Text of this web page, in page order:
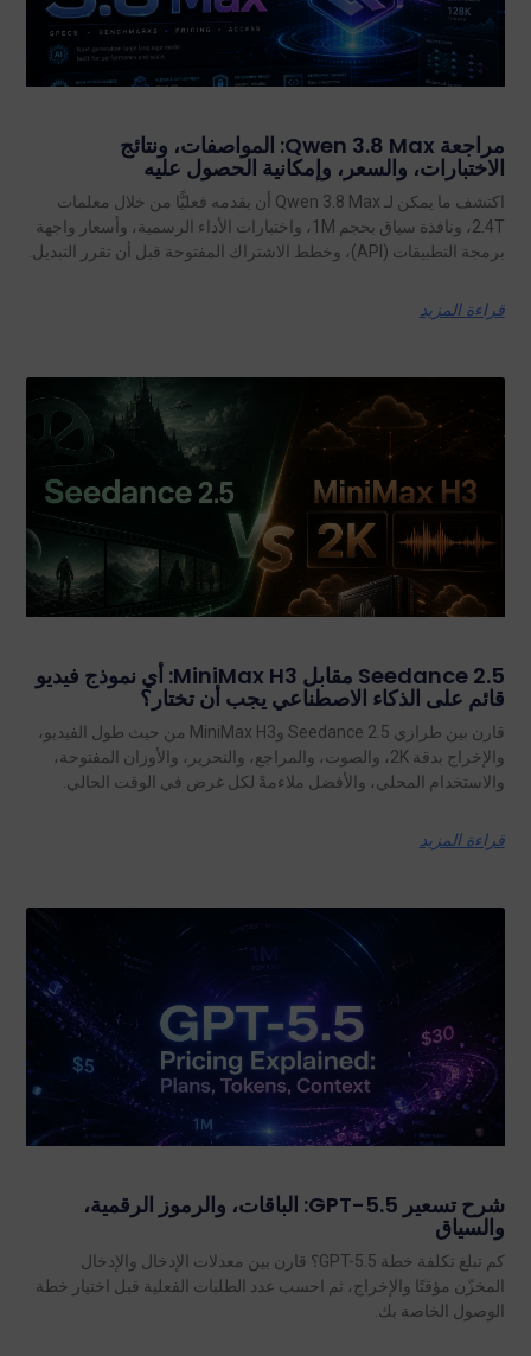
مراجعة Qwen 3.8 Max: المواصفات، ونتائج
الاختبارات، والسعر، وإمكانية الحصول عليه
اكتشف ما يمكن لـ Qwen 3.8 Max أن يقدمه فعليًّا من خلال معلمات
2.4T، ونافذة سياق بحجم 1M، واختبارات الأداء الرسمية، وأسعار واجهة
برمجة التطبيقات (API)، وخطط الاشتراك المفتوحة قبل أن تقرر التبديل.
قراءة المزيد
Seedance 2.5 مقابل MiniMax H3: أي نموذج فيديو
قائم على الذكاء الاصطناعي يجب أن تختار؟
قارن بين طرازي Seedance 2.5 وMiniMax H3 من حيث طول الفيديو،
والإخراج بدقة 2K، والصوت، والمراجع، والتحرير، والأوزان المفتوحة،
والاستخدام المحلي، والأفضل ملاءمةً لكل غرض في الوقت الحالي.
قراءة المزيد
شرح تسعير GPT-5.5: الباقات، والرموز الرقمية،
والسياق
كم تبلغ تكلفة خطة GPT-5.5؟ قارن بين معدلات الإدخال والإدخال
المخزّن مؤقتًا والإخراج، ثم احسب عدد الطلبات الفعلية قبل اختيار خطة
الوصول الخاصة بك.